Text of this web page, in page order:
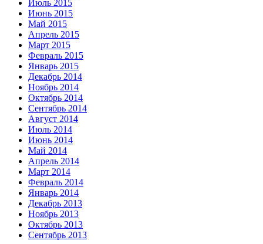
Июль 2015
Июнь 2015
Май 2015
Апрель 2015
Март 2015
Февраль 2015
Январь 2015
Декабрь 2014
Ноябрь 2014
Октябрь 2014
Сентябрь 2014
Август 2014
Июль 2014
Июнь 2014
Май 2014
Апрель 2014
Март 2014
Февраль 2014
Январь 2014
Декабрь 2013
Ноябрь 2013
Октябрь 2013
Сентябрь 2013